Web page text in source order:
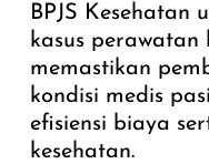
BPJS Kesehatan
kasus
memastikan
kondisi medis
efisiensi biaya
kesehatan.